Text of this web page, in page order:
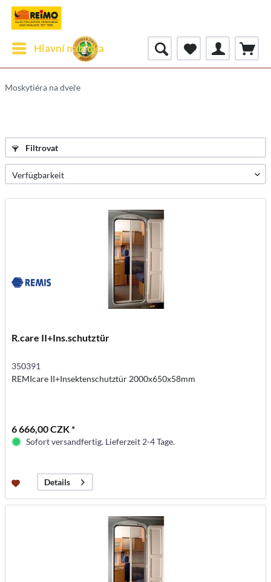
Hlavní nabídka
Moskytiéra na dveře
Filtrovat
R.care II+Ins.schutztür
350391
REMIcare II+Insektenschutztür 2000x650x58mm
6 666,00 CZK *
Sofort versandfertig. Lieferzeit 2-4 Tage.
Details